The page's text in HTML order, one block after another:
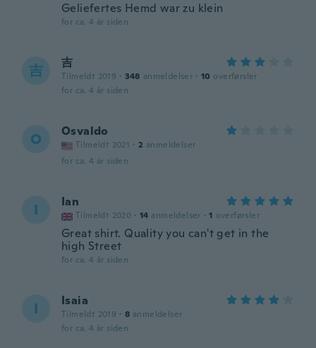
Geliefertes Hemd war zu klein
for ca. 4 år siden
吉 吉
Tilmeldt 2019 · 348 anmeldelser · 10 overførsler
for ca. 4 år siden
O Osvaldo
Tilmeldt 2021 · 2 anmeldelser
for ca. 4 år siden
I Ian
Tilmeldt 2020 · 14 anmeldelser · 1 overførsler
Great shirt. Quality you can't get in the
high Street
for ca. 4 år siden
I Isaia
Tilmeldt 2019 · 8 anmeldelser
for ca. 4 år siden